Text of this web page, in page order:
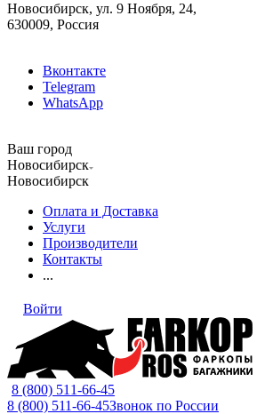
Новосибирск, ул. 9 Ноября, 24,
630009, Россия
Вконтакте
Telegram
WhatsApp
Ваш город
Новосибирск
Новосибирск
Оплата и Доставка
Услуги
Производители
Контакты
...
Войти
8 (800) 511-66-45
8 (800) 511-66-45Звонок по России